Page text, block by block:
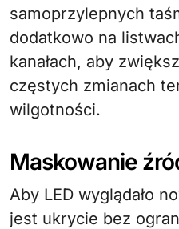
samoprzylepnych
dodatkowo na
kanałach, aby
częstych zmianach
wilgotności.
Maskowanie
Aby LED wyglądało
jest ukrycie bez